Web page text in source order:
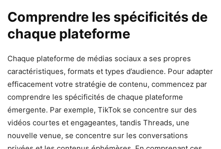
Comprendre les spécificités de
chaque plateforme
Chaque plateforme de médias sociaux a ses propres
caractéristiques, formats et types d’audience. Pour adapter
efficacement votre stratégie de contenu, commencez par
comprendre les spécificités de chaque plateforme
émergente. Par exemple, TikTok se concentre sur des
vidéos courtes et engageantes, tandis Threads, une
nouvelle venue, se concentre sur les conversations